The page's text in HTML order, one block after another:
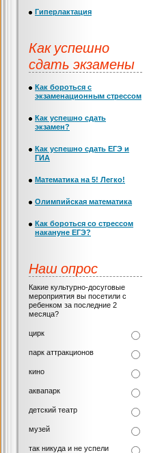
Гиперлактация
Как успешно
сдать экзамены
Как бороться с
экзаменационным стрессом
Как успешно сдать
экзамен?
Как успешно сдать ЕГЭ и
ГИА
Математика на 5! Легко!
Олимпийская математика
Как бороться со стрессом
накануне ЕГЭ?
Наш опрос
Какие культурно-досуговые
мероприятия вы посетили с
ребенком за последние 2
месяца?
цирк
парк аттракционов
кино
аквапарк
детский театр
музей
так никуда и не успели